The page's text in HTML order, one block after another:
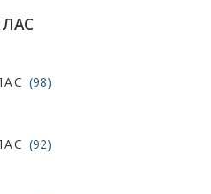
(98)
(92)